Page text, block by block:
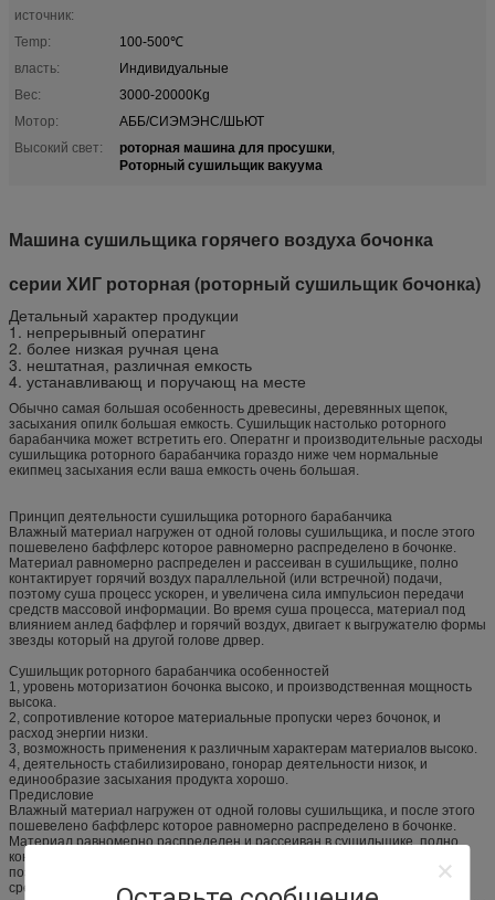
источник:
Temp:
100-500℃
власть:
Индивидуальные
Вес:
3000-20000Kg
Мотор:
АББ/СИЭМЭНС/ШЬЮТ
Высокий свет:
роторная машина для просушки,
Роторный сушильщик вакуума
Машина сушильщика горячего воздуха бочонка
серии ХИГ роторная (роторный сушильщик бочонка)
Детальный характер продукции
1. непрерывный оператинг
2. более низкая ручная цена
3. нештатная, различная емкость
4. устанавливающ и поручающ на месте
Обычно самая большая особенность древесины, деревянных щепок,
засыхания опилк большая емкость. Сушильщик настолько роторного
барабанчика может встретить его. Оператнг и производительные расходы
сушильщика роторного барабанчика гораздо ниже чем нормальные
екипмец засыхания если ваша емкость очень большая.
Принцип деятельности сушильщика роторного барабанчика
Влажный материал нагружен от одной головы сушильщика, и после этого
пошевелено баффлерс которое равномерно распределено в бочонке.
Материал равномерно распределен и рассеиван в сушильщике, полно
контактирует горячий воздух параллельной (или встречной) подачи,
поэтому суша процесс ускорен, и увеличена сила импульсион передачи
средств массовой информации. Во время суша процесса, материал под
влиянием анлед баффлер и горячий воздух, двигает к выгружателю формы
звезды который на другой голове дрвер.
Сушильщик роторного барабанчика особенностей
1, уровень моторизатион бочонка высоко, и производственная мощность
высока.
2, сопротивление которое материальные пропуски через бочонок, и
расход энергии низки.
3, возможность применения к различным характерам материалов высоко.
4, деятельность стабилизировано, гонорар деятельности низок, и
единообразие засыхания продукта хорошо.
Предисловие
Влажный материал нагружен от одной головы сушильщика, и после этого
пошевелено баффлерс которое равномерно распределено в бочонке.
Материал равномерно распределен и рассеиван в сушильщике, полно
контактирует горячий воздух параллельной (или встречной) подачи,
поэтому суша процесс ускорен, и увеличена сила импульсион передачи
средств массовой информации. Во время суша процесса, материал под